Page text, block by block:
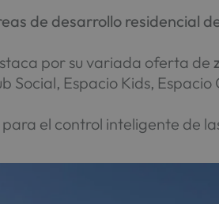
de desarrollo residencial
por su variada oferta de
Espacio Kids,
el control inteligente de